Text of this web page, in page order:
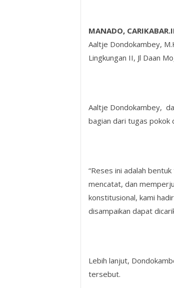
MANADO,
Aaltje Dondokambey,
Lingkungan II, Jl Daan
Aaltje Dondokambey,
bagian dari tugas pokok
“Reses ini adalah
mencatat, dan
konstitusional, kami
disampaikan dapat
Lebih lanjut,
tersebut.